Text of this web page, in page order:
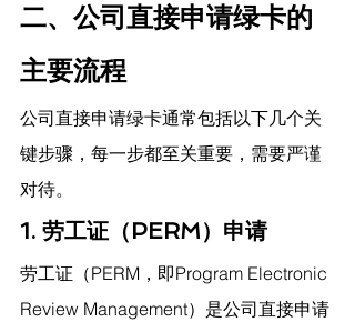
二、公司直接申请绿卡的
主要流程
公司直接申请绿卡通常包括以下几个关
键步骤，每一步都至关重要，需要严谨
对待。
1. 劳工证（PERM）申请
劳工证（PERM，即Program Electronic
Review Management）是公司直接申请